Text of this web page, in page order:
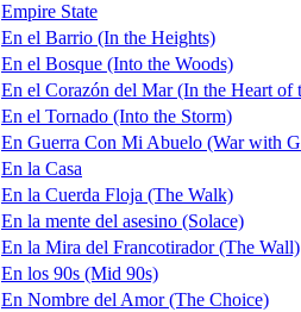
Empire State
En el Barrio (In the Heights)
En el Bosque (Into the Woods)
En el Corazón del Mar (In the Heart of
En el Tornado (Into the Storm)
En Guerra Con Mi Abuelo (War with
En la Casa
En la Cuerda Floja (The Walk)
En la mente del asesino (Solace)
En la Mira del Francotirador (The Wall)
En los 90s (Mid 90s)
En Nombre del Amor (The Choice)